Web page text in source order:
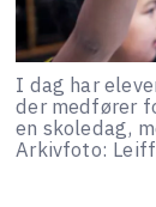
I dag har
der medfører
en skoledag,
Arkivfoto: